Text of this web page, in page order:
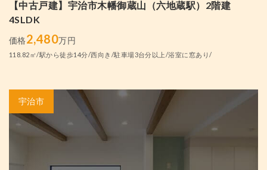
【中古戸建】宇治市木幡御蔵山（六地蔵駅）2階建
4SLDK
価格2,480万円
118.82㎡/駅から徒歩14分/西向き/駐車場3台分以上/浴室に窓あり/
宇治市